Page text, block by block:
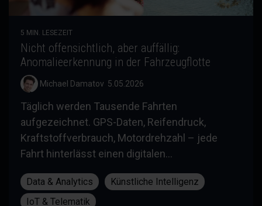
5 MIN. LESEZEIT
Nicht offensichtlich, aber auffällig:
Anomalieerkennung in der Fahrzeugflotte
Michael Damatov 5.05.2026
Täglich werden Tausende Fahrten
aufgezeichnet. GPS-Daten, Reifendruck,
Kraftstoffverbrauch, Motordrehzahl – jede
Fahrt hinterlässt einen digitalen...
Data & Analytics
Künstliche Intelligenz
IoT & Telematik